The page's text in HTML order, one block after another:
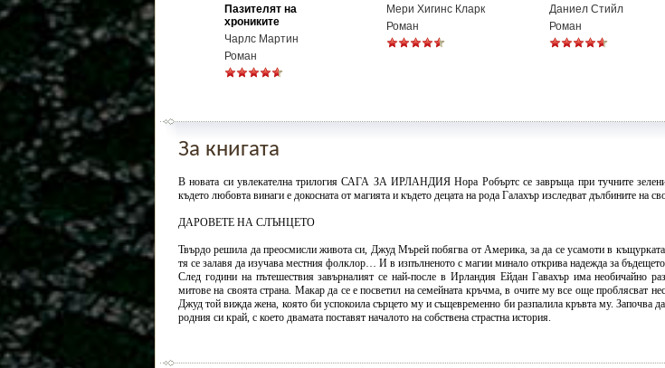
Пазителят на
хрониките
Чарлс Мартин
Роман
Мери Хигинс Кларк
Роман
Даниел Стийл
Роман
За книгата
В новата си увлекателна трилогия САГА ЗА ИРЛАНДИЯ Нора Робъртс се завръща при тучните
където любовта винаги е докосната от магията и където децата на рода Галахър изследват дълбините на
ДАРОВЕТЕ НА СЛЪНЦЕТО
Твърдо решила да преосмисли живота си, Джуд Мърей побягва от Америка, за да се усамоти в
тя се залавя да изучава местния фолклор… И в изпълненото с магии минало открива надежда за
След години на пътешествия завърналият се най-после в Ирландия Ейдан Гавахър има необичайно
митове на своята страна. Макар да се е посветил на семейната кръчма, в очите му все още проблясват
Джуд той вижда жена, която би успокоила сърцето му и същевременно би разпалила кръвта му. Започва да
родния си край, с което двамата поставят началото на собствена страстна история.